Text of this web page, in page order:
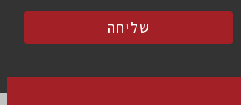
שליחה